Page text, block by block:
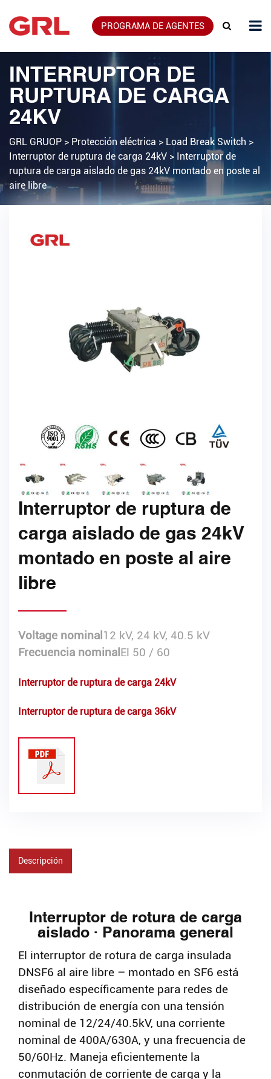
PROGRAMA DE AGENTES
INTERRUPTOR DE
RUPTURA DE CARGA
24KV
GRL GRUOP > Protección eléctrica > Load Break Switch >
Interruptor de ruptura de carga 24kV > Interruptor de
ruptura de carga aislado de gas 24kV montado en poste al
aire libre
Interruptor de ruptura de
carga aislado de gas 24kV
montado en poste al aire
libre
Voltage nominal 12 kV, 24 kV, 40.5 kV
Frecuencia nominal El 50 / 60
Interruptor de ruptura de carga 24kV
Interruptor de ruptura de carga 36kV
Descripción
Interruptor de rotura de carga
aislado · Panorama general
El interruptor de rotura de carga insulada
DNSF6 al aire libre – montado en SF6 está
diseñado específicamente para redes de
distribución de energía con una tensión
nominal de 12/24/40.5kV, una corriente
nominal de 400A/630A, y una frecuencia de
50/60Hz. Maneja eficientemente la
conmutación de corriente de carga y la